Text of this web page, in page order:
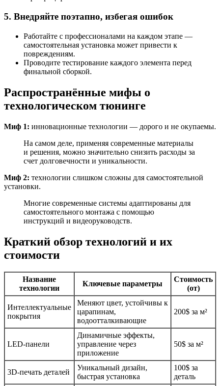
5. Внедряйте поэтапно, избегая ошибок
Работайте с профессионалами на каждом этапе —
самостоятельная установка может привести к
повреждениям.
Проводите тестирование каждого элемента перед
финальной сборкой.
Распространённые мифы о
технологическом тюнинге
Миф 1: инновационные технологии — дорого и не окупаемы.
На самом деле, применяя современные материалы
и решения, можно значительно снизить расходы за
счет долговечности и уникальности.
Миф 2: технологии слишком сложны для самостоятельной
установки.
Многие современные системы адаптированы для
самостоятельного монтажа с помощью
инструкций и видеоруководств.
Краткий обзор технологий и их
стоимости
Название
технологии
Ключевые параметры
Стоимость
(от)
Интеллектуальные
покрытия
Меняют цвет, устойчивы к
царапинам,
водоотталкивающие
200$ за м²
LED-панели
Динамичные эффекты,
управление через
приложение
50$ за м²
3D-печать деталей
Уникальный дизайн,
быстрая установка
100$ за
деталь